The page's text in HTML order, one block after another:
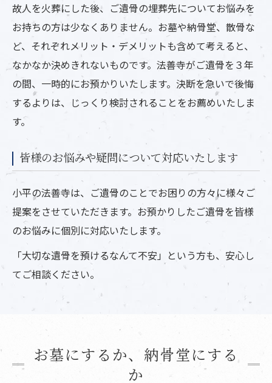
故人を火葬にした後、ご遺骨の埋葬先についてお悩みを
お持ちの方は少なくありません。お墓や納骨堂、散骨な
ど、それぞれメリット・デメリットも含めて考えると、
なかなか決めきれないものです。法善寺がご遺骨を３年
の間、一時的にお預かりいたします。決断を急いで後悔
するよりは、じっくり検討されることをお薦めいたしま
す。
皆様のお悩みや疑問について対応いたします
小平の法善寺は、ご遺骨のことでお困りの方々に様々ご
提案をさせていただきます。お預かりしたご遺骨を皆様
のお悩みに個別に対応いたします。
「大切な遺骨を預けるなんて不安」という方も、安心し
てご相談ください。
お墓にするか、納骨堂にする
か